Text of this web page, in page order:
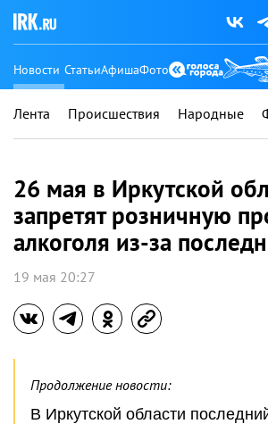
Новости СтатьиАфишаФото
Лента Происшествия Народные
26 мая в Иркутской
запретят розничную
алкоголя из-за
19 мая 20:27
Продолжение новости:
В Иркутской области